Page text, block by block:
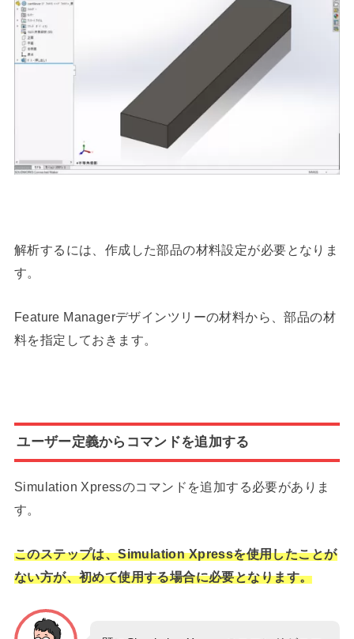
解析するには、作成した部品の材料設定が必要となりま
す。
Feature Managerデザインツリーの材料から、部品の材
料を指定しておきます。
ユーザー定義からコマンドを追加する
Simulation Xpressのコマンドを追加する必要がありま
す。
このステップは、Simulation Xpressを使用したことが
ない方が、初めて使用する場合に必要となります。